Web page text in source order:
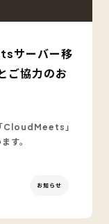
サーバー移
ご協力のお
CloudMeets」
す。
お知らせ